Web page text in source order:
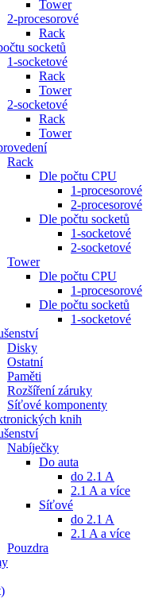
Tower
2-procesorové
Rack
socketů
1-socketové
Rack
Tower
2-socketové
Rack
Tower
Rack
Dle počtu CPU
1-procesorové
2-procesorové
Dle počtu socketů
1-socketové
2-socketové
Tower
Dle počtu CPU
1-procesorové
Dle počtu socketů
1-socketové
Disky
Ostatní
Paměti
Rozšíření záruky
Síťové komponenty
knih
Nabíječky
Do auta
do 2.1 A
2.1 A a více
Síťové
do 2.1 A
2.1 A a více
Pouzdra